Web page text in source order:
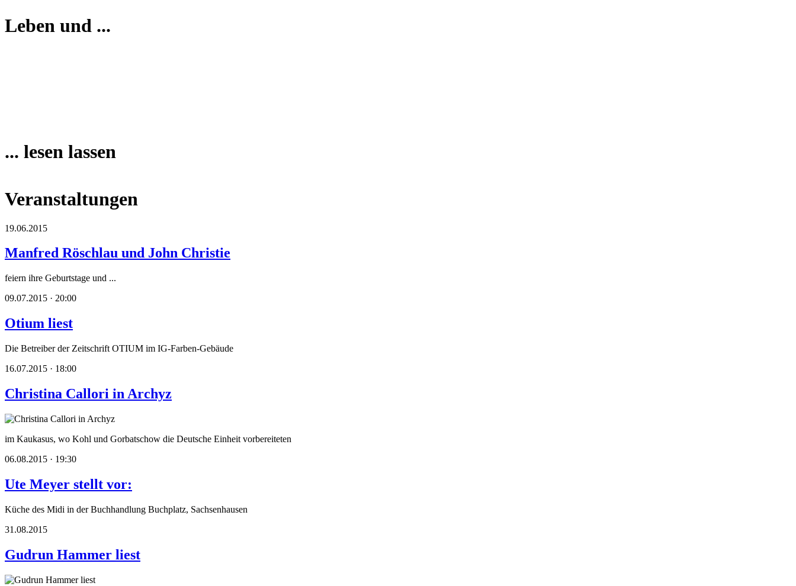
Leben und ...
... lesen lassen
Veranstaltungen
19.06.2015
Manfred Röschlau und John Christie
feiern ihre Geburtstage und ...
09.07.2015 · 20:00
Otium liest
Die Betreiber der Zeitschrift OTIUM im IG-Farben-Gebäude
16.07.2015 · 18:00
Christina Callori in Archyz
im Kaukasus, wo Kohl und Gorbatschow die Deutsche Einheit vorbereiteten
06.08.2015 · 19:30
Ute Meyer stellt vor:
Küche des Midi in der Buchhandlung Buchplatz, Sachsenhausen
31.08.2015
Gudrun Hammer liest